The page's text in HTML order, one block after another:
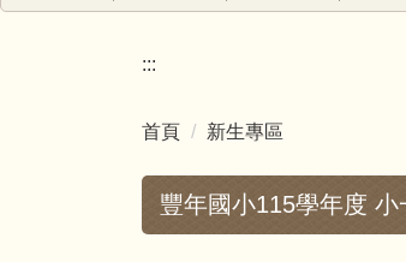
:::
首頁 新生專區
豐年國小115學年度